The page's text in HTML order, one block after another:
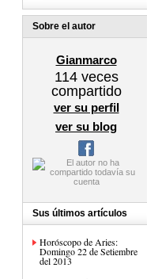
Sobre el autor
Gianmarco
114veces
compartido
ver su perfil
ver su blog
Sus últimos artículos
Horóscopo de Aries:
Domingo 22 de Setiembre
del 2013